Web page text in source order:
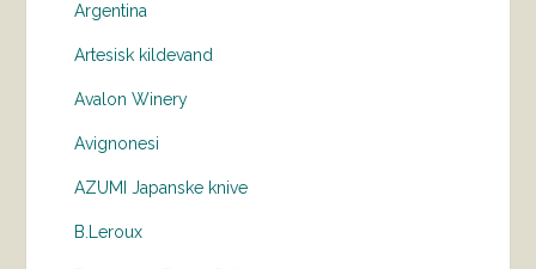
Argentina
Artesisk kildevand
Avalon Winery
Avignonesi
AZUMI Japanske knive
B.Leroux